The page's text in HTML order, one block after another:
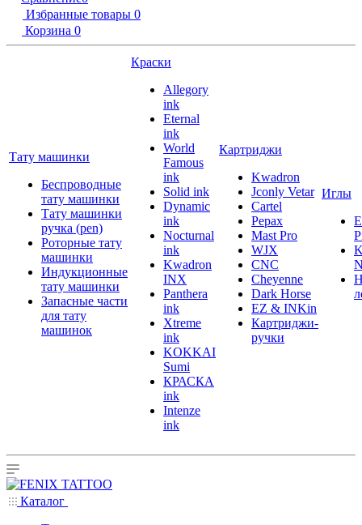
Избранные товары 0
Корзина 0
Тату машинки
Беспроводные
тату машинки
Тату машинки
ручка (pen)
Роторные тату
машинки
Индукционные
тату машинки
Запасные части
для тату
машинок
Краски
Allegory
ink
Eternal
ink
World
Famous
ink
Solid ink
Dynamic
ink
Nocturnal
ink
Kwadron
INX
Panthera
ink
Xtreme
ink
KOKKAI
Sumi
КРАСКА
ink
Intenze
ink
Картриджи
Kwadron
Jconly Vetar
Cartel
Pepax
Mast Pro
WJX
CNC
Cheyenne
Dark Horse
EZ & INKin
Картриджи-
ручки
Иглы
Каталог